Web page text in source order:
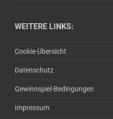
WEITERE LINKS:
Cookie-Übersicht
Datenschutz
Gewinnspiel-Bedingungen
Impressum